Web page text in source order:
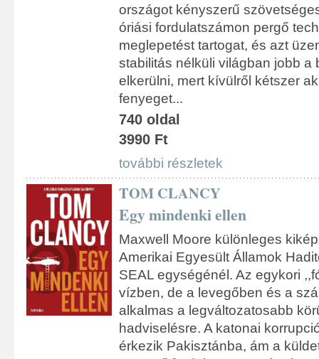
országot kényszerű
óriási fordulatszámon pergő
meglepetést tartogat, és azt
stabilitás nélküli világban jobb a
elkerülni, mert kívülről kétszer
fenyeget...
740 oldal
3990 Ft
további részletek
TOM CLANCY
Egy mindenki ellen
Maxwell Moore különleges
Amerikai Egyesült Államok
SEAL egységénél. Az egykori
vízben, de a levegőben és a
alkalmas a legváltozatosabb
hadviselésre. A katonai
érkezik Pakisztánba, ám a